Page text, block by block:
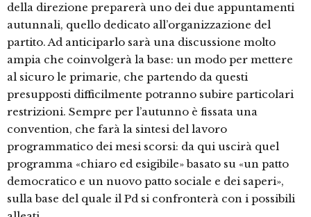
della direzione preparerà uno dei due appuntamenti
autunnali, quello dedicato all’organizzazione del
partito. Ad anticiparlo sarà una discussione molto
ampia che coinvolgerà la base: un modo per mettere
al sicuro le primarie, che partendo da questi
presupposti difficilmente potranno subire particolari
restrizioni. Sempre per l’autunno è fissata una
convention, che farà la sintesi del lavoro
programmatico dei mesi scorsi: da qui uscirà quel
programma «chiaro ed esigibile» basato su «un patto
democratico e un nuovo patto sociale e dei saperi»,
sulla base del quale il Pd si confronterà con i possibili